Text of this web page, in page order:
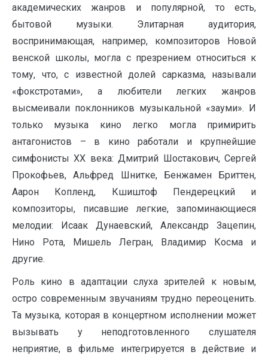
академических жанров и популярной, то есть,
бытовой музыки. Элитарная аудитория,
воспринимающая, например, композиторов Новой
венской школы, могла с презрением относиться к
тому, что, с известной долей сарказма, называли
«фокстротами», а любители легких жанров
высмеивали поклонников музыкальной «зауми». И
только музыка кино легко могла примирить
антагонистов – в кино работали и крупнейшие
симфонисты ХХ века: Дмитрий Шостакович, Сергей
Прокофьев, Альфред Шнитке, Бенжамен Бриттен,
Аарон Копленд, Кшиштоф Пендерецкий и
композиторы, писавшие легкие, запоминающиеся
мелодии: Исаак Дунаевский, Александр Зацепин,
Нино Рота, Мишель Легран, Владимир Косма и
другие.
Роль кино в адаптации слуха зрителей к новым,
остро современным звучаниям трудно переоценить.
Та музыка, которая в концертном исполнении может
вызывать у неподготовленного слушателя
неприятие, в фильме интегрируется в действие и